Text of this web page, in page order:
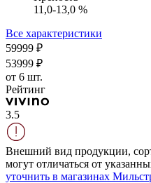
11,0-13,0 %
Все характеристики
59999 ₽
53999 ₽
от 6 шт.
Рейтинг
3.5
Внешний вид продукции,
могут отличаться от
уточнить в магазинах